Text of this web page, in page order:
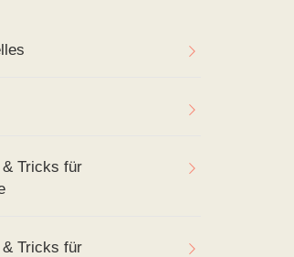
& Tricks für
& Tricks für